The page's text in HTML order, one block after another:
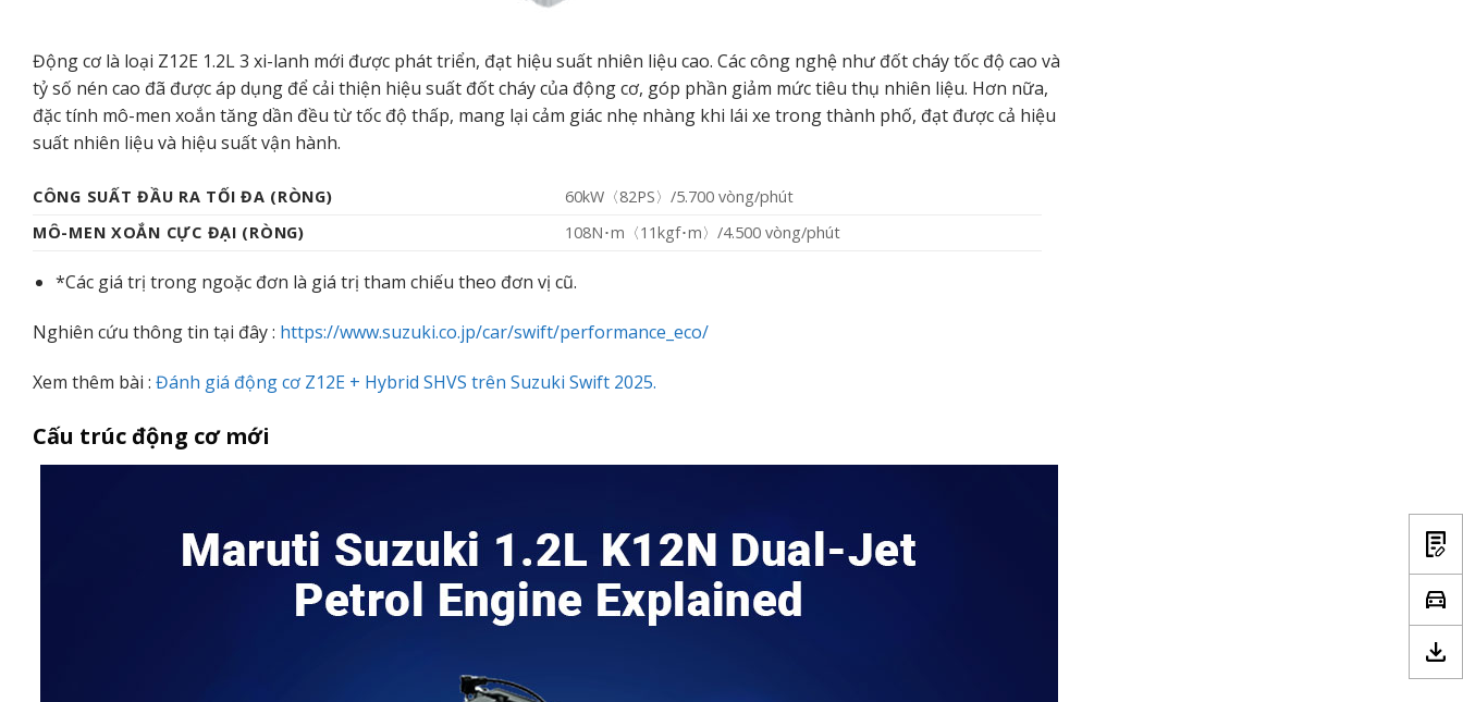
Động cơ là loại Z12E 1.2L 3 xi-lanh mới được phát triển, đạt hiệu suất nhiên liệu cao. Các công nghệ như đốt cháy tốc độ cao và
tỷ số nén cao đã được áp dụng để cải thiện hiệu suất đốt cháy của động cơ, góp phần giảm mức tiêu thụ nhiên liệu. Hơn nữa,
đặc tính mô-men xoắn tăng dần đều từ tốc độ thấp, mang lại cảm giác nhẹ nhàng khi lái xe trong thành phố, đạt được cả hiệu
suất nhiên liệu và hiệu suất vận hành.
CÔNG SUẤT ĐẦU RA TỐI ĐA (RÒNG)
60kW〈82PS〉/5.700 vòng/phút
MÔ-MEN XOẮN CỰC ĐẠI (RÒNG)
108N･m〈11kgf･m〉/4.500 vòng/phút
*Các giá trị trong ngoặc đơn là giá trị tham chiếu theo đơn vị cũ.
Nghiên cứu thông tin tại đây : https://www.suzuki.co.jp/car/swift/performance_eco/
Xem thêm bài : Đánh giá động cơ Z12E + Hybrid SHVS trên Suzuki Swift 2025.
Cấu trúc động cơ mới